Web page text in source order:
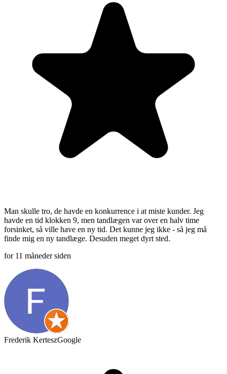
Man skulle tro, de havde en konkurrence i at miste kunder. Jeg
havde en tid klokken 9, men tandlægen var over en halv time
forsinket, så ville have en ny tid. Det kunne jeg ikke - så jeg må
finde mig en ny tandlæge. Desuden meget dyrt sted.
for 11 måneder siden
Frederik KerteszGoogle